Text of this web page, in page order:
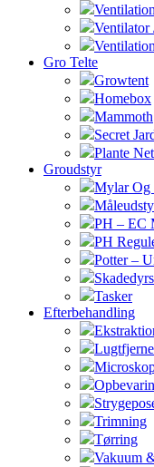
Ventilator
Gro Telte
Growtent
Homebox
Mammoth
Secret
Plante
Groudstyr
Mylar Og
PH – EC
PH
Potter –
Tasker
Efterbehandling
Trimning
Tørring
Vakuum